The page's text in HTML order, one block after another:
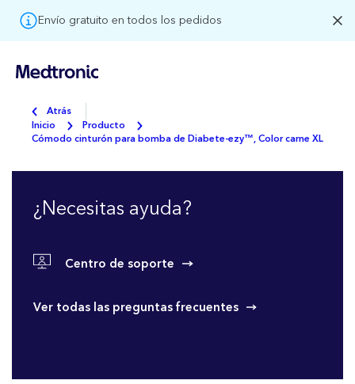
Envío gratuito en todos los pedidos
Atrás
Inicio
Producto
Cómodo cinturón para bomba de Diabete-ezy™, Color carne XL
¿Necesitas ayuda?
Centro de soporte
Ver todas las preguntas frecuentes